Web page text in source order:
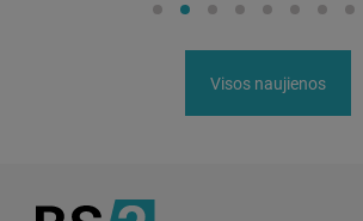
Visos naujienos